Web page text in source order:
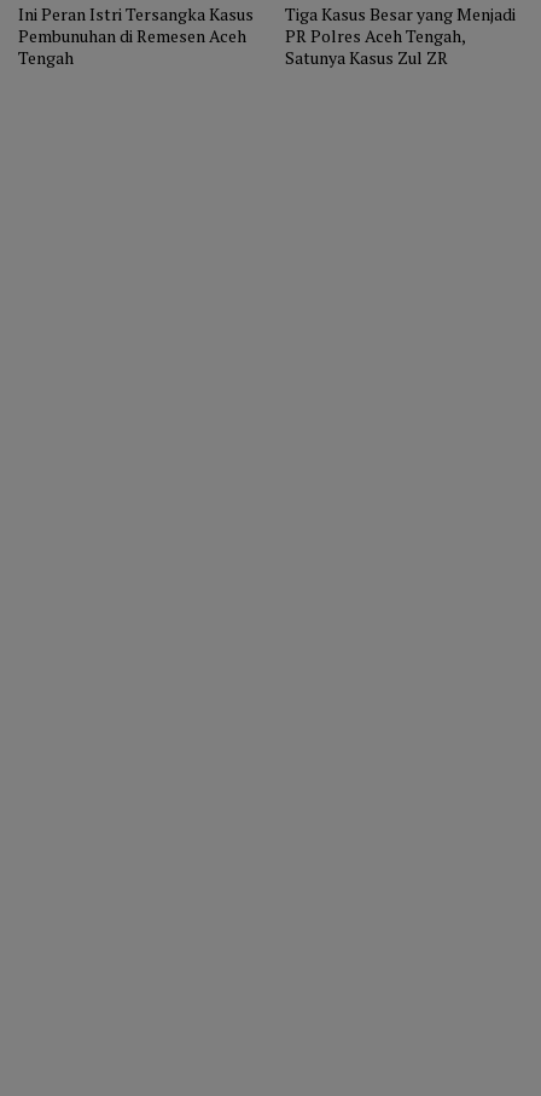
Ini Peran Istri Tersangka Kasus
Pembunuhan di Remesen Aceh
Tengah
Tiga Kasus Besar yang Menjadi
PR Polres Aceh Tengah,
Satunya Kasus Zul ZR